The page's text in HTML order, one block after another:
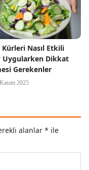
Kürleri Nasıl Etkili
Uygularken Dikkat
Gerekenler
2025
alanlar * ile